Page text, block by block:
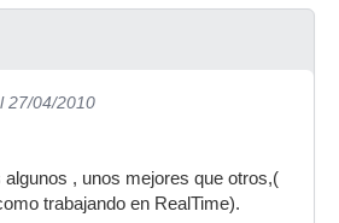
27/04/2010
, unos mejores que otros,(
trabajando en RealTime).